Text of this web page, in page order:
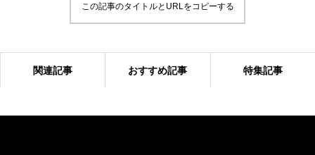
この記事のタイトルとURLをコピーする
関連記事 おすすめ記事 特集記事